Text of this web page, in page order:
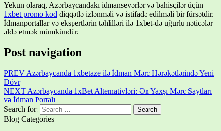
Yekun olaraq, Azərbaycandakı idmansevərlər və bahisçilər üçün
1xbet promo kod diqqətlə izlənməli və istifadə edilməli bir fürsətdir.
İdmanportallar və ekspertlərin təhlilləri ilə 1xbet-də uğurlu nəticələr
əldə etmək mümkündür.
Post navigation
PREV Azərbaycanda 1xbetaze ilə İdman Mərc Hərəkətlərində Yeni
Dövr
NEXT Azərbaycanda 1xBet Alternativləri: Ən Yaxşı Mərc Saytları
və İdman Portalı
Search for:
Blog Categories